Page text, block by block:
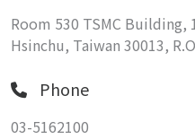
Room 530 TSMC Building,
Hsinchu, Taiwan 30013,
Phone
03-5162100